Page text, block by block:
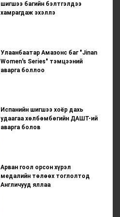
шигшээ багийн бэлтгэлдээ
хамрагдаж эхэллэ
Улаанбаатар Амазонс баг "Jinan
Women's Series" тэмцээний
аварга боллоо
Испанийн шигшээ хоёр дахь
удаагаа хөлбөмбөгийн ДАШТ-ий
аварга болов
Арван гоол орсон хүрэл
медалийн төлөөх тоглолтод
Англичууд яллаа